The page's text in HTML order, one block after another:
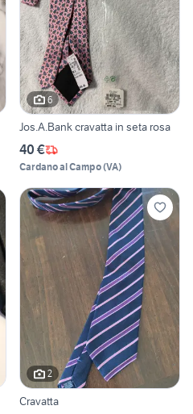
6
Jos.A.Bank cravatta in seta rosa
40 €
Cardano al Campo(VA)
2
Cravatta